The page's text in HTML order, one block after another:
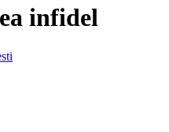
infidel